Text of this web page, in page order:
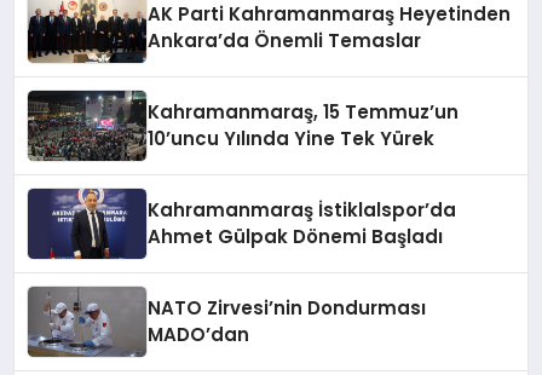
AK Parti Kahramanmaraş Heyetinden
Ankara’da Önemli Temaslar
Kahramanmaraş, 15 Temmuz’un
10’uncu Yılında Yine Tek Yürek
Kahramanmaraş İstiklalspor’da
Ahmet Gülpak Dönemi Başladı
NATO Zirvesi’nin Dondurması
MADO’dan